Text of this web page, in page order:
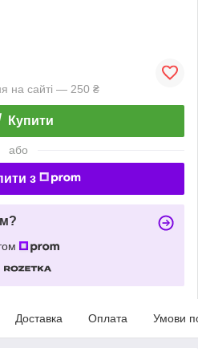
на сайті — 250 ₴
Купити
або
з
Доставка Оплата Умови